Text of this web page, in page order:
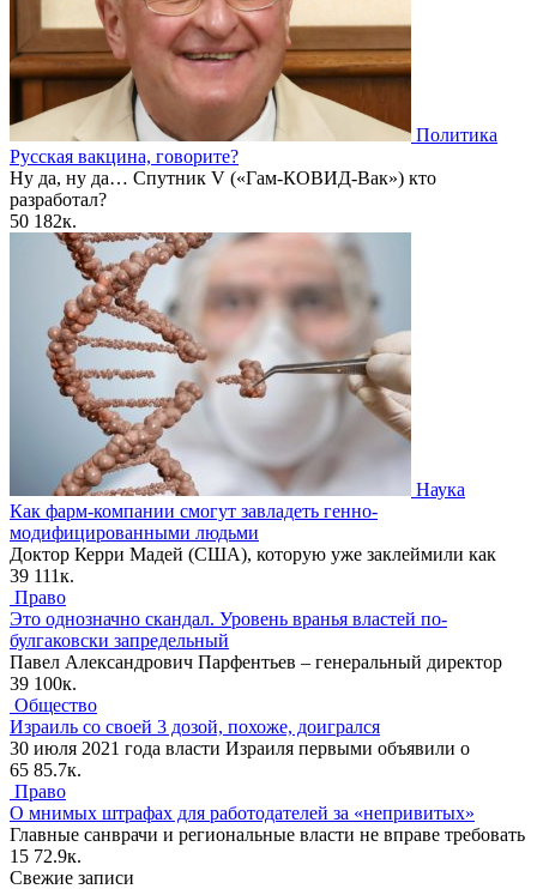
Политика
Русская вакцина, говорите?
Ну да, ну да… Спутник V («Гам-КОВИД-Вак») кто
разработал?
50 182к.
Наука
Как фарм-компании смогут завладеть генно-
модифицированными людьми
Доктор Керри Мадей (США), которую уже заклеймили как
39 111к.
Право
Это однозначно скандал. Уровень вранья властей по-
булгаковски запредельный
Павел Александрович Парфентьев – генеральный директор
39 100к.
Общество
Израиль со своей 3 дозой, похоже, доигрался
30 июля 2021 года власти Израиля первыми объявили о
65 85.7к.
Право
О мнимых штрафах для работодателей за «непривитых»
Главные санврачи и региональные власти не вправе требовать
15 72.9к.
Свежие записи